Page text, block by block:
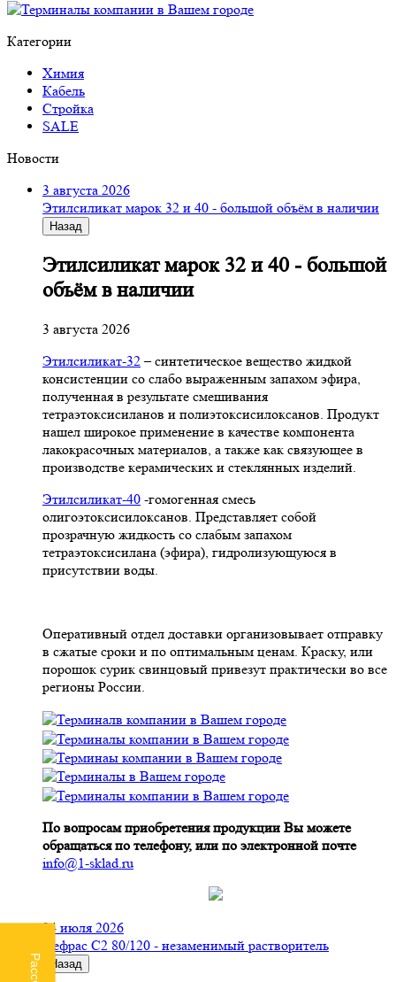
Категории
Химия
Кабель
Стройка
SALE
Новости
3 августа 2026
Этилсиликат марок 32 и 40 - большой объём в наличии
Назад
Этилсиликат марок 32 и 40 - большой
объём в наличии
3 августа 2026
Этилсиликат-32– синтетическое вещество жидкой
консистенции со слабо выраженным запахом эфира,
полученная в результате смешивания
тетpаэтоксисиланов и полиэтоксисилоксанов. Продукт
нашел широкое применение в качестве компонента
лакокрасочных материалов, а также как связующее в
производстве керамических и стеклянных изделий.
Этилсиликат-40 -гомогенная смесь
олигоэтоксисилоксанов. Представляет собой
прозрачную жидкость со слабым запахом
тетраэтоксисилана (эфира), гидролизующуюся в
присутствии воды.
Оперативный отдел доставки организовывает отправку
в сжатые сроки и по оптимальным ценам. Краску, или
порошок сурик свинцовый привезут практически во все
регионы России.
По вопросам приобретения продукции Вы можете
обращаться по телефону, или по электронной почте
info@1-sklad.ru
24 июля 2026
Нефрас С2 80/120 - незаменимый растворитель
Назад